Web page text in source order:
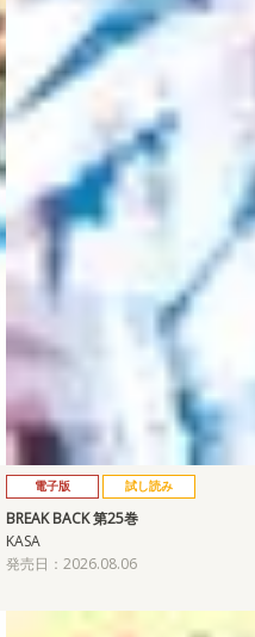
電子版 試し読み
BREAK BACK 第25巻
KASA
発売日：2026.08.06